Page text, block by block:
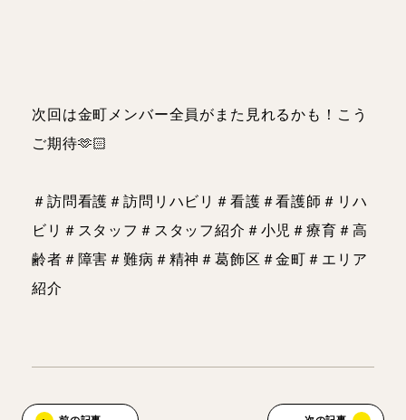
次回は金町メンバー全員がまた見れるかも！こう
ご期待🫶🏻
＃訪問看護＃訪問リハビリ＃看護＃看護師＃リハ
ビリ＃スタッフ＃スタッフ紹介＃小児＃療育＃高
齢者＃障害＃難病＃精神＃葛飾区＃金町＃エリア
紹介